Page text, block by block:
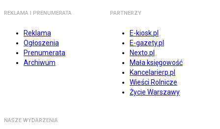
REKLAMA I PRENUMERATA
Reklama
Ogłoszenia
Prenumerata
Archiwum
PARTNERZY
E-kiosk.pl
E-gazety.pl
Nexto.pl
Mała księgowość
Kancelarierp.pl
Wieści Rolnicze
Życie Warszawy
NASZE WYDARZENIA